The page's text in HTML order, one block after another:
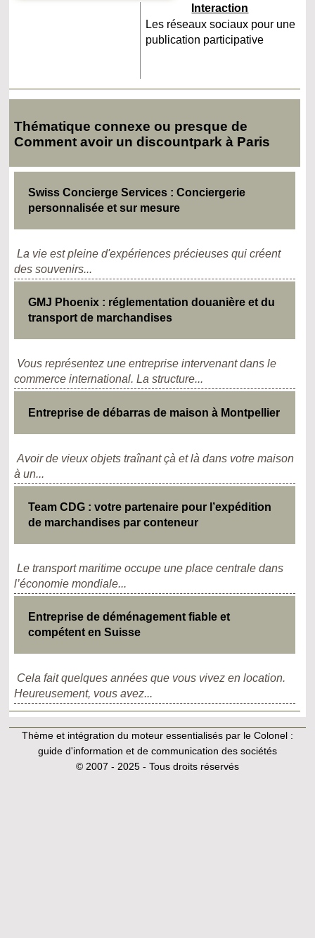
Interaction
Les réseaux sociaux pour une
publication participative
Thématique connexe ou presque de
Comment avoir un discountpark à Paris
Swiss Concierge Services : Conciergerie
personnalisée et sur mesure
La vie est pleine d'expériences précieuses qui créent
des souvenirs...
GMJ Phoenix : réglementation douanière et du
transport de marchandises
Vous représentez une entreprise intervenant dans le
commerce international. La structure...
Entreprise de débarras de maison à Montpellier
Avoir de vieux objets traînant çà et là dans votre maison
à un...
Team CDG : votre partenaire pour l’expédition
de marchandises par conteneur
Le transport maritime occupe une place centrale dans
l’économie mondiale...
Entreprise de déménagement fiable et
compétent en Suisse
Cela fait quelques années que vous vivez en location.
Heureusement, vous avez...
Thème et intégration du moteur essentialisés par le Colonel :
guide d'information et de communication des sociétés
© 2007 - 2025 - Tous droits réservés